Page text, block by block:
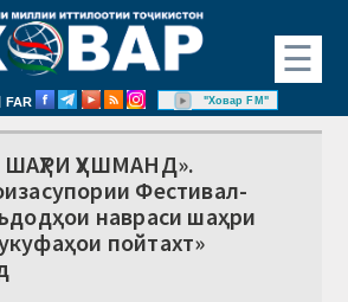
☰
FAR "Ховар FM"
ҲУШМАНД».
Фестивал-
навраси шаҳри
пойтахт»